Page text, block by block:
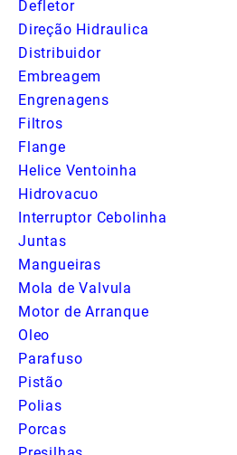
Defletor
Direção Hidraulica
Distribuidor
Embreagem
Engrenagens
Filtros
Flange
Helice Ventoinha
Hidrovacuo
Interruptor Cebolinha
Juntas
Mangueiras
Mola de Valvula
Motor de Arranque
Oleo
Parafuso
Pistão
Polias
Porcas